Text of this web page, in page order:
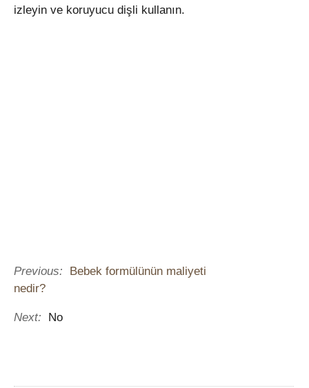
izleyin ve koruyucu dişli kullanın.
Previous:
Bebek formülünün maliyeti
nedir?
Next: No